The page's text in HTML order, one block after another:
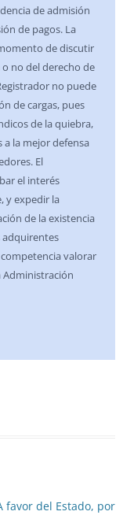
de admisión
de pagos. La
de discutir
no del derecho de
no puede
de cargas, pues
de la quiebra,
a la mejor defensa
El
el interés
y expedir la
de la existencia
adquirentes
valorar
Administración
favor del Estado, por